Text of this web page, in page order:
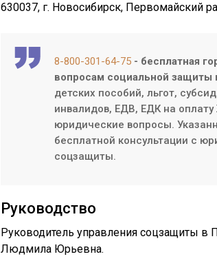
630037, г. Новосибирск, Первомайский
8-800-301-64-75 - бесплатная
вопросам социальной защиты
детских пособий, льгот,
инвалидов, ЕДВ, ЕДК на
юридические вопросы.
бесплатной консультации с
соцзащиты.
Руководство
Руководитель управления соцзащиты
Людмила Юрьевна.